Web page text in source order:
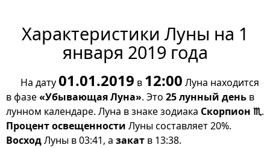
Характеристики Луны на 1
января 2019 года
На дату01.01.2019 в 12:00 Луна находится
в фазе«Убывающая Луна». Это 25 лунный день в
лунном календаре. Луна в знаке зодиака Скорпион ♏.
Процент освещенности Луны составляет 20%.
ВосходЛуны в 03:41, а закат в 13:38.